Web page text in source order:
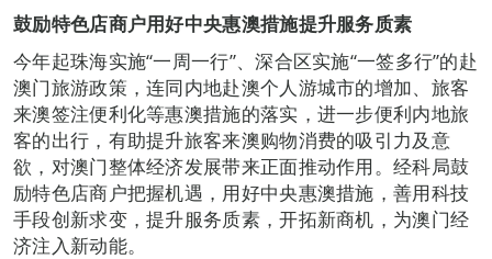
鼓励特色店商户用好中央惠澳措施提升服务质素
今年起珠海实施“一周一行”、深合区实施“一签多行”的赴
澳门旅游政策，连同内地赴澳个人游城市的增加、旅客
来澳签注便利化等惠澳措施的落实，进一步便利内地旅
客的出行，有助提升旅客来澳购物消费的吸引力及意
欲，对澳门整体经济发展带来正面推动作用。经科局鼓
励特色店商户把握机遇，用好中央惠澳措施，善用科技
手段创新求变，提升服务质素，开拓新商机，为澳门经
济注入新动能。